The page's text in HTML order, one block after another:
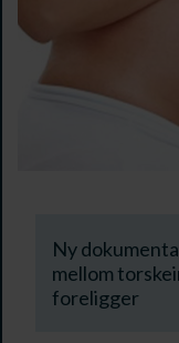
Ny
mellom
foreligger